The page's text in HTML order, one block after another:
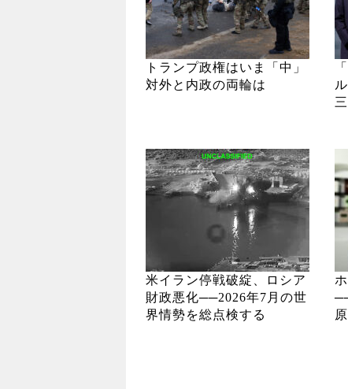
トランプ政権はいま「中」
対外と内政の両輪は
米イラン停戦破綻、ロシア
財政悪化──2026年7月の世
界情勢を総点検する